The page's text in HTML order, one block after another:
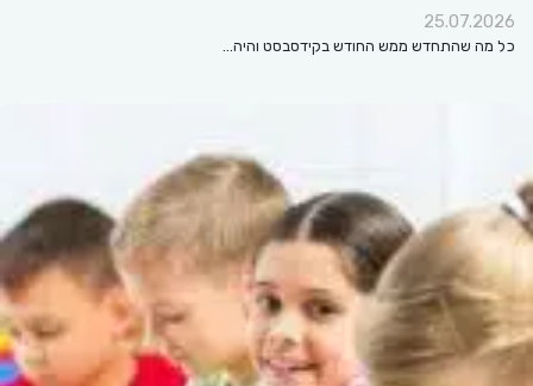
25.07.2026
כל מה שהתחדש ממש החודש בקידסבסט והיה…